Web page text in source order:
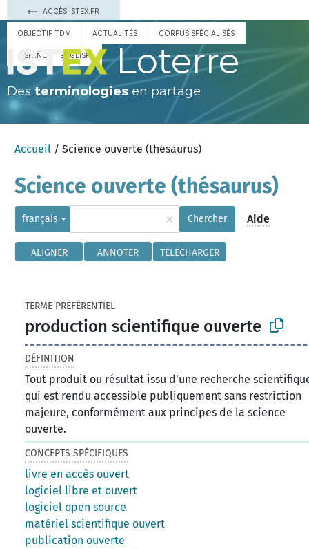
ACCÈS ISTEX.FR
OBJECTIF TDM ACTUALITÉS CORPUS SPÉCIALISÉS
ESPAÑOL ENGLISH Loterre
Des terminologies en partage
Accueil / Science ouverte (thésaurus)
Science ouverte (thésaurus)
français × Chercher Aide
ALIGNER ANNOTER TÉLÉCHARGER
TERME PRÉFÉRENTIEL
production scientifique ouverte
DÉFINITION
Tout produit ou résultat issu d'une recherche
qui est rendu accessible publiquement sans restriction
majeure, conformément aux principes de la science
ouverte.
CONCEPTS SPÉCIFIQUES
livre en accès ouvert
logiciel libre et ouvert
logiciel open source
matériel scientifique ouvert
publication ouverte